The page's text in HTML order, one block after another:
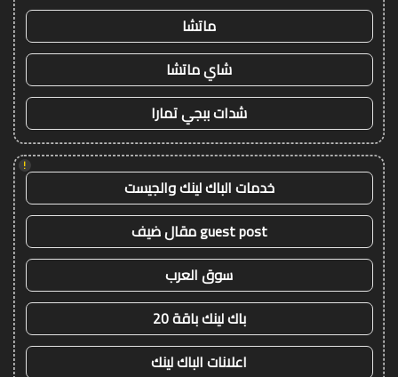
ماتشا
شاي ماتشا
شدات ببجي تمارا
!
خدمات الباك لينك والجيست
guest post مقال ضيف
سوق العرب
باك لينك باقة 20
اعلانات الباك لينك